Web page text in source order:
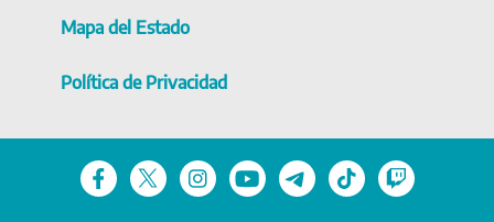
Mapa del Estado
Política de Privacidad